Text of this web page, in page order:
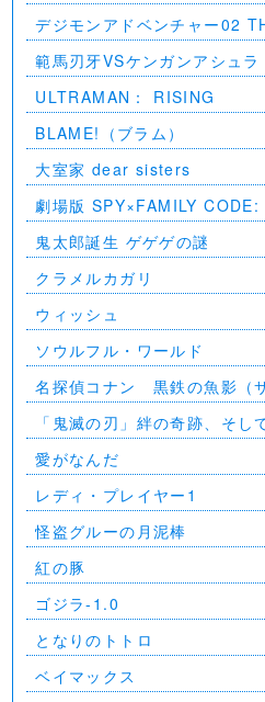
デジモンアドベンチャー02
範馬刃牙VSケンガンアシュラ
ULTRAMAN： RISING
BLAME!（ブラム）
大室家 dear sisters
劇場版 SPY×FAMILY
⻤太郎誕生 ゲゲゲの謎
クラメルカガリ
ウィッシュ
ソウルフル・ワールド
名探偵コナン 黒鉄の魚影（
「鬼滅の刃」絆の奇跡、そし
愛がなんだ
レディ・プレイヤー1
怪盗グルーの月泥棒
紅の豚
ゴジラ-1.0
となりのトトロ
ベイマックス